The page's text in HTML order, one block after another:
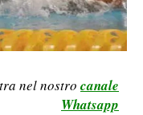
nel nostro canale
Whatsapp